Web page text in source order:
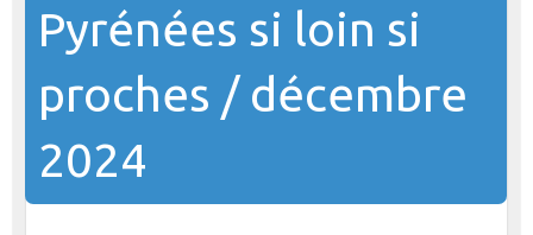
Pyrénées si loin si
proches / décembre
2024